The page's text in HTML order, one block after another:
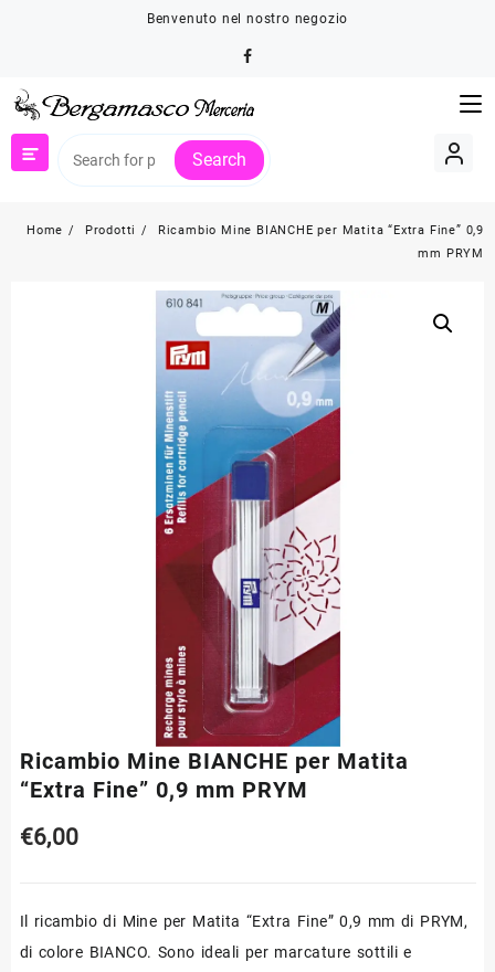
Benvenuto nel nostro negozio
Search
Home Prodotti
Ricambio Mine BIANCHE per Matita “Extra Fine” 0,9
mm PRYM
Ricambio Mine BIANCHE per Matita
“Extra Fine” 0,9 mm PRYM
€6,00
Il ricambio di Mine per Matita “Extra Fine” 0,9 mm di PRYM,
di colore BIANCO. Sono ideali per marcature sottili e